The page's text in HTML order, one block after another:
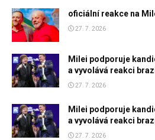
oficiální reakce na
27. 7. 2026
Milei podporuje
a vyvolává reakci
27. 7. 2026
Milei podporuje
a vyvolává reakci
27. 7. 2026